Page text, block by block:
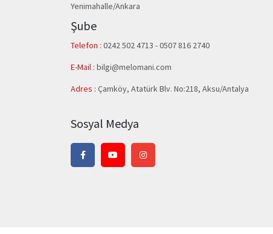
Yenimahalle/Ankara
Şube
Telefon : 0242 502 4713 - 0507 816 2740
E-Mail : bilgi@melomani.com
Adres : Çamköy, Atatürk Blv. No:218, Aksu/Antalya
Sosyal Medya